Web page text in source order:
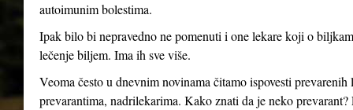
autoimunim bolestima.
Ipak bilo bi nepravedno ne pomenuti i one lekare koji o
lečenje biljem. Ima ih sve više.
Veoma često u dnevnim novinama čitamo ispovesti
prevarantima, nadrilekarima. Kako znati da je neko